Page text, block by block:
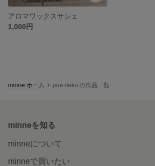
アロマワックスサシェ
1,000円
minne ホーム pua.deko の作品一覧
minneを知る
minneについて
minneで買いたい